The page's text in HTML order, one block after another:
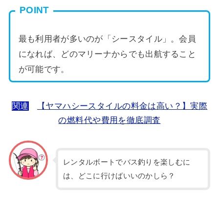
POINT
最も利用者が多いのが「シースタイル」。会員
になれば、どのマリーナからでも出航すること
が可能です。
関連
【ヤマハシースタイルの料金は高い？】実際
の燃料代や費用を徹底調査
レンタルボートでバス釣りを楽しむに
は、どこに行けばいいのかしら？